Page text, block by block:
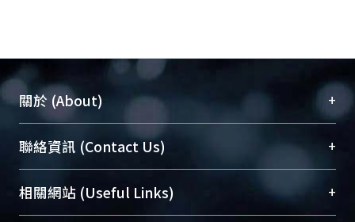
關於 (About) +
臺大位居世界頂尖大學之列，為永久珍藏及向國際
展現本校豐碩的研究成果及學術能量，圖書館整合
機構典藏（NTUR）與學術庫（AH）不同功能平
台，成為臺大學術典藏NTU scholars。期能整合研
聯絡資訊 (Contact Us) +
總館學科館員(Main Library)
醫學圖書館學科館員(Medical Library)
相關網站 (Useful Links) +